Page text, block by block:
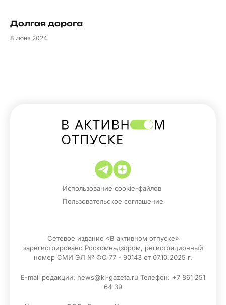
Долгая дорога
8 июня 2024
Использование cookie-файлов
Пользовательское соглашение
Сетевое издание «В активном отпуске»
зарегистрировано Роскомнадзором, регистрационный
номер СМИ ЭЛ № ФС 77 - 90143 от 07.10.2025 г.
E-mail редакции: news@ki-gazeta.ru Телефон: +7 861 251
64 39